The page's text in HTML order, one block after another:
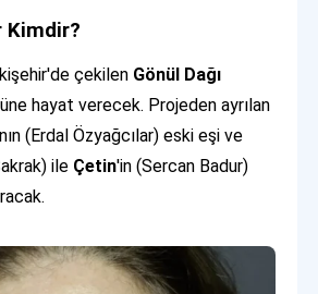
Kimdir?
çekilen Gönül Dağı
hayat verecek. Projeden ayrılan
(Erdal Özyağcılar) eski eşi ve
ile Çetin'in (Sercan Badur)